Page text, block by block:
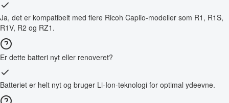
Ja, det er kompatibelt med flere Ricoh Caplio-modeller som R1, R1S,
R1V, R2 og RZ1.
Er dette batteri nyt eller renoveret?
Batteriet er helt nyt og bruger Li-Ion-teknologi for optimal ydeevne.